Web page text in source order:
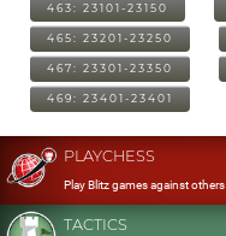
463: 23101-23150
465: 23201-23250
467: 23301-23350
469: 23401-23401
PLAYCHESS
Play Blitz games against others
TACTICS